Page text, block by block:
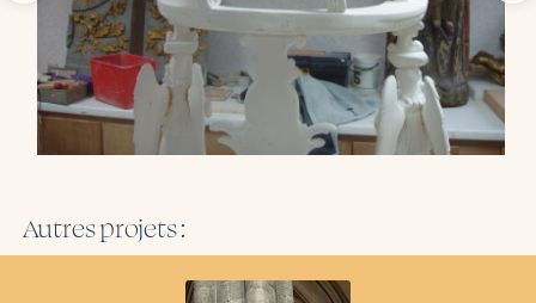
Autres projets :